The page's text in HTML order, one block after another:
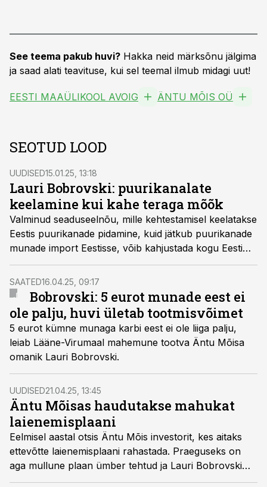
See teema pakub huvi? Hakka neid märksõnu jälgima
ja saad alati teavituse, kui sel teemal ilmub midagi uut!
EESTI MAAÜLIKOOL AVOIG ÄNTU MÕIS OÜ
SEOTUD LOOD
UUDISED15.01.25, 13:18
Lauri Bobrovski: puurikanalate
keelamine kui kahe teraga mõõk
Valminud seaduseelnõu, mille kehtestamisel keelatakse
Eestis puurikanade pidamine, kuid jätkub puurikanade
munade import Eestisse, võib kahjustada kogu Eesti
munatootmissektorit, leiab suurima mahemunatootja,
Äntu Mõisa omanik Lauri Bobrovski.
SAATED16.04.25, 09:17
Bobrovski: 5 eurot munade eest ei
ole palju, huvi ületab tootmisvõimet
5 eurot kümne munaga karbi eest ei ole liiga palju,
leiab Lääne-Virumaal mahemune tootva Äntu Mõisa
omanik Lauri Bobrovski.
UUDISED21.04.25, 13:45
Äntu Mõisas haudutakse mahukat
laienemisplaani
Eelmisel aastal otsis Äntu Mõis investorit, kes aitaks
ettevõtte laienemisplaani rahastada. Praeguseks on
aga mullune plaan ümber tehtud ja Lauri Bobrovski
kavandab hoopis suuremat investeeringut, vahendab